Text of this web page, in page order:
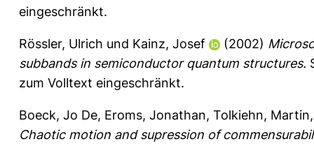
eingeschränkt.
Rössler, Ulrich und Kainz, Josef (2002)
subbands in semiconductor quantum structures.
zum Volltext eingeschränkt.
Boeck, Jo De, Eroms, Jonathan, Tolkiehn, Martin
Chaotic motion and supression of